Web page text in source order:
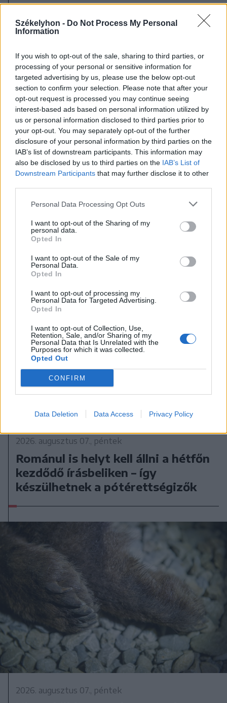
Székelyhon - Do Not Process My Personal
Information
If you wish to opt-out of the sale, sharing to third parties, or
processing of your personal or sensitive information for
targeted advertising by us, please use the below opt-out
section to confirm your selection. Please note that after your
opt-out request is processed you may continue seeing
interest-based ads based on personal information utilized by
us or personal information disclosed to third parties prior to
your opt-out. You may separately opt-out of the further
disclosure of your personal information by third parties on the
IAB’s list of downstream participants. This information may
also be disclosed by us to third parties on the IAB’s List of
Downstream Participants that may further disclose it to other
Personal Data Processing Opt Outs
I want to opt-out of the Sharing of my
personal data.
Opted In
I want to opt-out of the Sale of my
Personal Data.
Opted In
I want to opt-out of processing my
Personal Data for Targeted Advertising.
Opted In
I want to opt-out of Collection, Use,
Retention, Sale, and/or Sharing of my
Personal Data that Is Unrelated with the
Purposes for which it was collected.
Opted Out
CONFIRM
Data Deletion Data Access Privacy Policy
2026. augusztus 07., péntek
Emberi sorsokat, érzelmeket
mutat be a Magyar Menyasszony
kiállítás
2026. augusztus 07., péntek
Románul is helyt kell állni a hétfőn
kezdődő írásbeliken – így
készülhetnek a pótérettségizők
2026. augusztus 07., péntek